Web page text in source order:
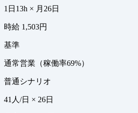
1日13h × 月26日
時給 1,503円
基準
通常営業（稼働率69%）
普通シナリオ
41人/日 × 26日